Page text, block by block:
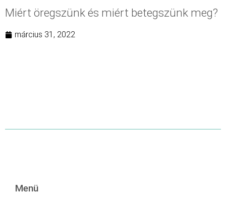
Miért öregszünk és miért betegszünk meg?
március 31, 2022
Menü